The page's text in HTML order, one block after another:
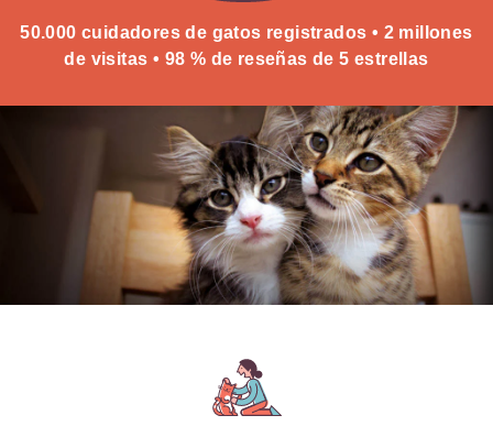
50.000 cuidadores de gatos registrados • 2 millones
de visitas • 98 % de reseñas de 5 estrellas